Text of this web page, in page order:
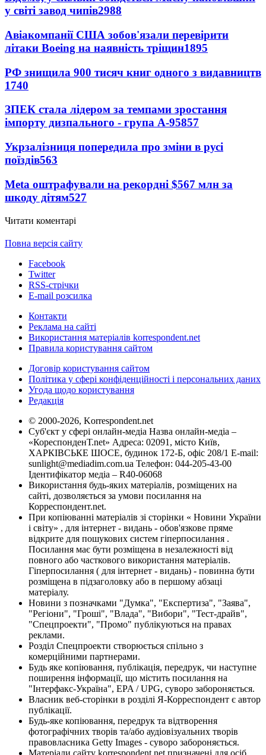
у світі завод чипів2988
Авіакомпанії США зобов'язали перевірити
літаки Boeing на наявність тріщин1895
РФ знищила 900 тисяч книг одного з видавництв
1740
ЗПЕК стала лідером за темпами зростання
імпорту дизпального - група А-95857
Укрзалізниця попередила про зміни в русі
поїздів563
Meta оштрафували на рекордні $567 млн за
шкоду дітям527
Читати коментарі
Повна версія сайту
Facebook
Twitter
RSS-стрічки
E-mail розсилка
Контакти
Реклама на сайті
Використання матеріалів korrespondent.net
Правила користування сайтом
Договір користування сайтом
Політика у сфері конфіденційності і персональних даних
Угода щодо користування
Редакція
© 2000-2026, Korrespondent.net
Суб'єкт у сфері онлайн-медіа Назва онлайн-медіа –
«КореспонденТ.net» Адреса: 02091, місто Київ,
ХАРКІВСЬКЕ ШОСЕ, будинок 172-Б, офіс 208/1 E-mail:
sunlight@mediadim.com.ua Телефон: 044-205-43-00
Ідентифікатор медіа – R40-06068
Використання будь-яких матеріалів, розміщених на
сайті, дозволяється за умови посилання на
Корреспондент.net.
При копіюванні матеріалів зі сторінки « Новини України
і світу» , для інтернет - видань - обов'язкове пряме
відкрите для пошукових систем гіперпосилання .
Посилання має бути розміщена в незалежності від
повного або часткового використання матеріалів.
Гіперпосилання ( для інтернет - видань) - повинна бути
розміщена в підзаголовку або в першому абзаці
матеріалу.
Новини з позначками "Думка", "Експертиза", "Заява",
"Регіони", "Гроші", "Влада", "Вибори", "Тест-драйв",
"Спецпроекти", "Промо" публікуються на правах
реклами.
Розділ Спецпроекти створюється спільно з
комерційними партнерами.
Будь яке копіювання, публікація, передрук, чи наступне
поширення інформації, що містить посилання на
"Інтерфакс-Україна", EPA / UPG, суворо забороняється.
Власник веб-сторінки в розділі Я-Корреспондент є автор
публікації.
Будь-яке копіювання, передрук та відтворення
фотографічних творів та/або аудіовізуальних творів
правовласника Getty Images - суворо забороняється.
Матеріали сайту korrespondent.net призначені для осіб